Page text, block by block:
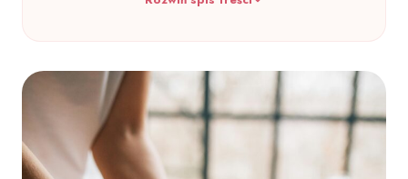
6. Mata do jogi – Twoja osobista strefa zen
7. Voucher na profesjonalny masaż
8. Domowa aromaterapia